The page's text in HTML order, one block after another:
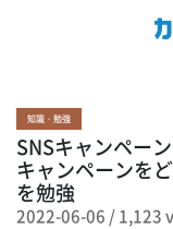
知識・勉強
SNSキャンペー
キャンペーンを
を勉強
2022-06-06 /1,123